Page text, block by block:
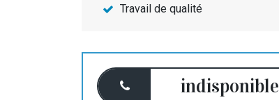
Travail de qualité
indisponible